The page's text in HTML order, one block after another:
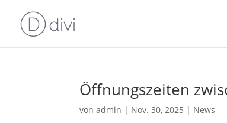
Öffnungszeiten
vonadmin | Nov. 30, 2025 | News